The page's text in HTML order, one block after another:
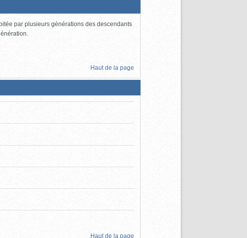
par plusieurs générations des descendants
Haut de la page
Haut de la page